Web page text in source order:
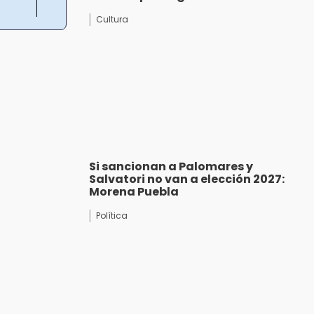
Cultura
Si sancionan a Palomares y
Salvatori no van a elección 2027:
Morena Puebla
Política